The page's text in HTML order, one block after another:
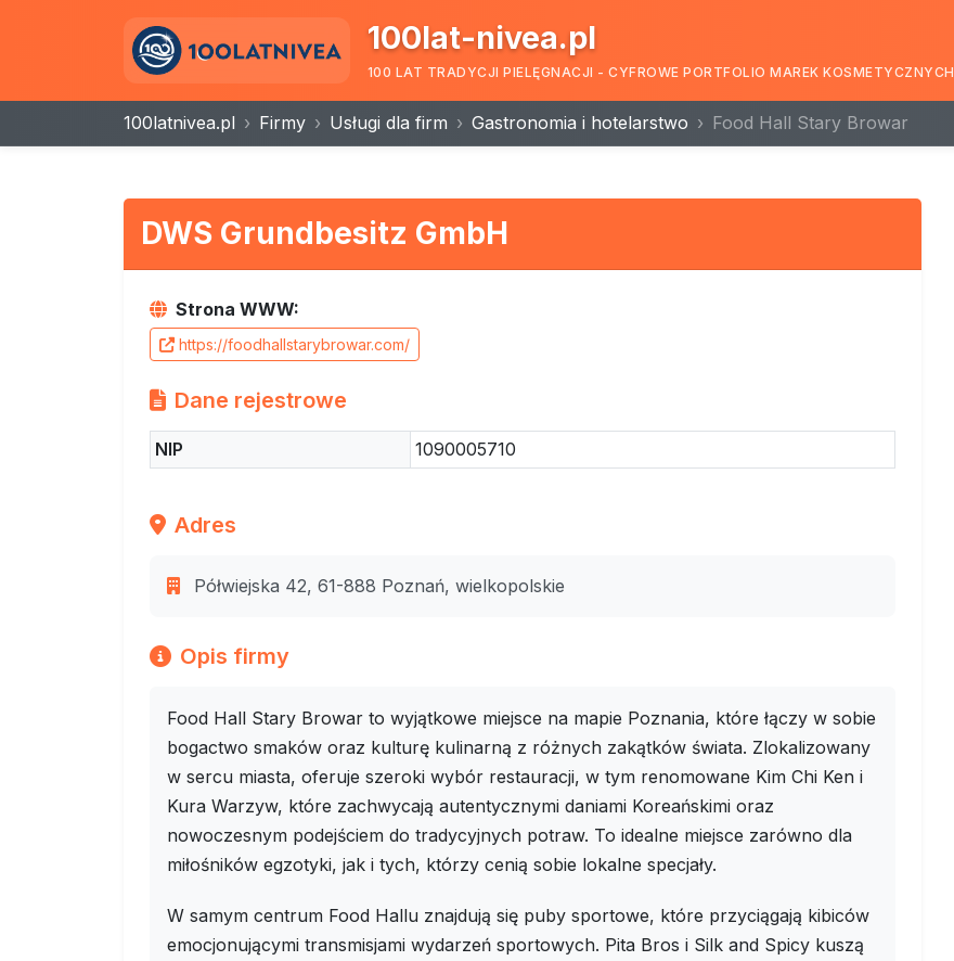
100lat-nivea.pl
100 LAT TRADYCJI PIELĘGNACJI - CYFROWE PORTFOLIO MAREK KOSMETYCZNYCH
100latnivea.pl Firmy Usługi dla firm Gastronomia i hotelarstwo Food Hall Stary Browar
DWS Grundbesitz GmbH
Strona WWW:
https://foodhallstarybrowar.com/
Dane rejestrowe
NIP 1090005710
Adres
Półwiejska 42, 61-888 Poznań, wielkopolskie
Opis firmy
Food Hall Stary Browar to wyjątkowe miejsce na mapie Poznania, które łączy w sobie
bogactwo smaków oraz kulturę kulinarną z różnych zakątków świata. Zlokalizowany
w sercu miasta, oferuje szeroki wybór restauracji, w tym renomowane Kim Chi Ken i
Kura Warzyw, które zachwycają autentycznymi daniami Koreańskimi oraz
nowoczesnym podejściem do tradycyjnych potraw. To idealne miejsce zarówno dla
miłośników egzotyki, jak i tych, którzy cenią sobie lokalne specjały.
W samym centrum Food Hallu znajdują się puby sportowe, które przyciągają kibiców
emocjonującymi transmisjami wydarzeń sportowych. Pita Bros i Silk and Spicy kuszą